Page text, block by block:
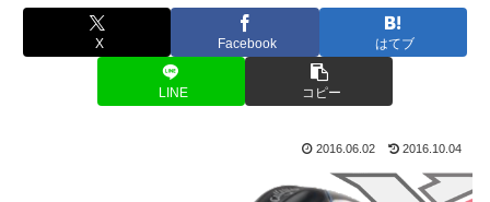
X Facebook はてブ
LINE コピー
2016.06.02 2016.10.04